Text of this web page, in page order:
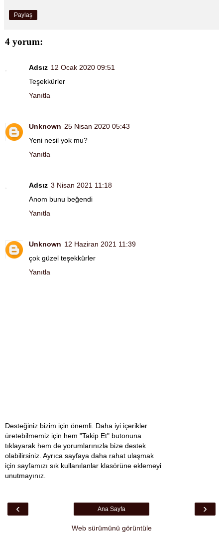
Paylaş
4 yorum:
Adsız 12 Ocak 2020 09:51
Teşekkürler
Yanıtla
Unknown 25 Nisan 2020 05:43
Yeni nesil yok mu?
Yanıtla
Adsız 3 Nisan 2021 11:18
Anom bunu beğendi
Yanıtla
Unknown 12 Haziran 2021 11:39
çok güzel teşekkürler
Yanıtla
Desteğiniz bizim için önemli. Daha iyi içerikler
üretebilmemiz için hem "Takip Et" butonuna
tıklayarak hem de yorumlarınızla bize destek
olabilirsiniz. Ayrıca sayfaya daha rahat ulaşmak
için sayfamızı sık kullanılanlar klasörüne eklemeyi
unutmayınız.
‹ ›
Ana Sayfa
Web sürümünü görüntüle